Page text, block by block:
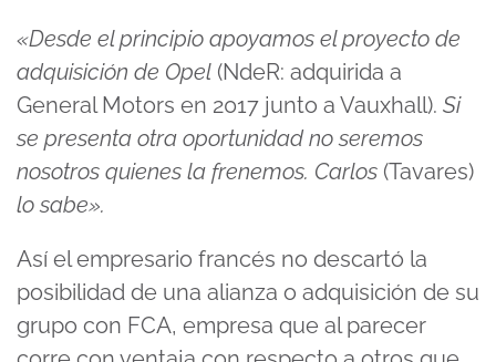
«Desde el principio apoyamos el proyecto de
adquisición de Opel (NdeR: adquirida a
General Motors en 2017 junto a Vauxhall). Si
se presenta otra oportunidad no seremos
nosotros quienes la frenemos. Carlos (Tavares)
lo sabe».
Así el empresario francés no descartó la
posibilidad de una alianza o adquisición de su
grupo con FCA, empresa que al parecer